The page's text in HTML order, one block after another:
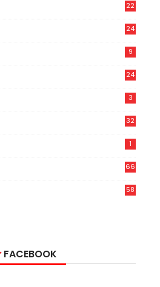
22
24
9
24
3
32
1
66
58
FACEBOOK